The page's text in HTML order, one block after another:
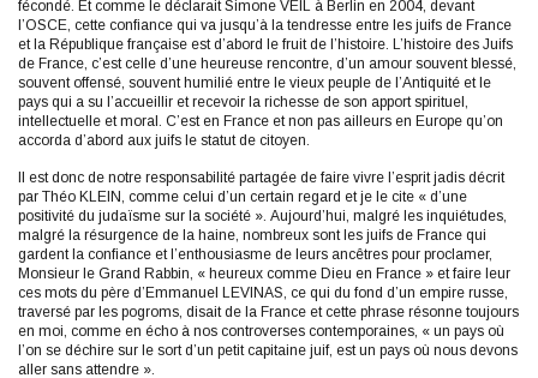
fécondé. Et comme le déclarait Simone VEIL à Berlin en 2004, devant
l’OSCE, cette confiance qui va jusqu’à la tendresse entre les juifs de France
et la République française est d’abord le fruit de l’histoire. L’histoire des Juifs
de France, c’est celle d’une heureuse rencontre, d’un amour souvent blessé,
souvent offensé, souvent humilié entre le vieux peuple de l’Antiquité et le
pays qui a su l’accueillir et recevoir la richesse de son apport spirituel,
intellectuelle et moral. C’est en France et non pas ailleurs en Europe qu’on
accorda d’abord aux juifs le statut de citoyen.
Il est donc de notre responsabilité partagée de faire vivre l’esprit jadis décrit
par Théo KLEIN, comme celui d’un certain regard et je le cite « d’une
positivité du judaïsme sur la société ». Aujourd’hui, malgré les inquiétudes,
malgré la résurgence de la haine, nombreux sont les juifs de France qui
gardent la confiance et l’enthousiasme de leurs ancêtres pour proclamer,
Monsieur le Grand Rabbin, « heureux comme Dieu en France » et faire leur
ces mots du père d’Emmanuel LEVINAS, ce qui du fond d’un empire russe,
traversé par les pogroms, disait de la France et cette phrase résonne toujours
en moi, comme en écho à nos controverses contemporaines, « un pays où
l’on se déchire sur le sort d’un petit capitaine juif, est un pays où nous devons
aller sans attendre ».